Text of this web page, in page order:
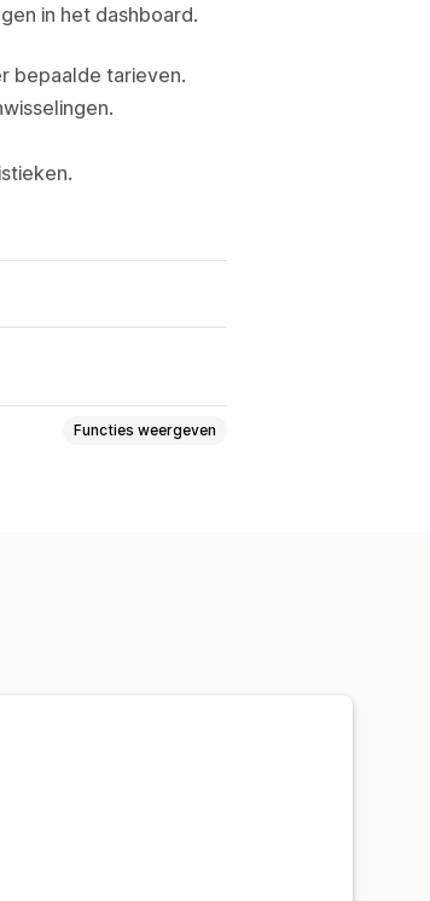
in het dashboard.
bepaalde tarieven.
Functies weergeven